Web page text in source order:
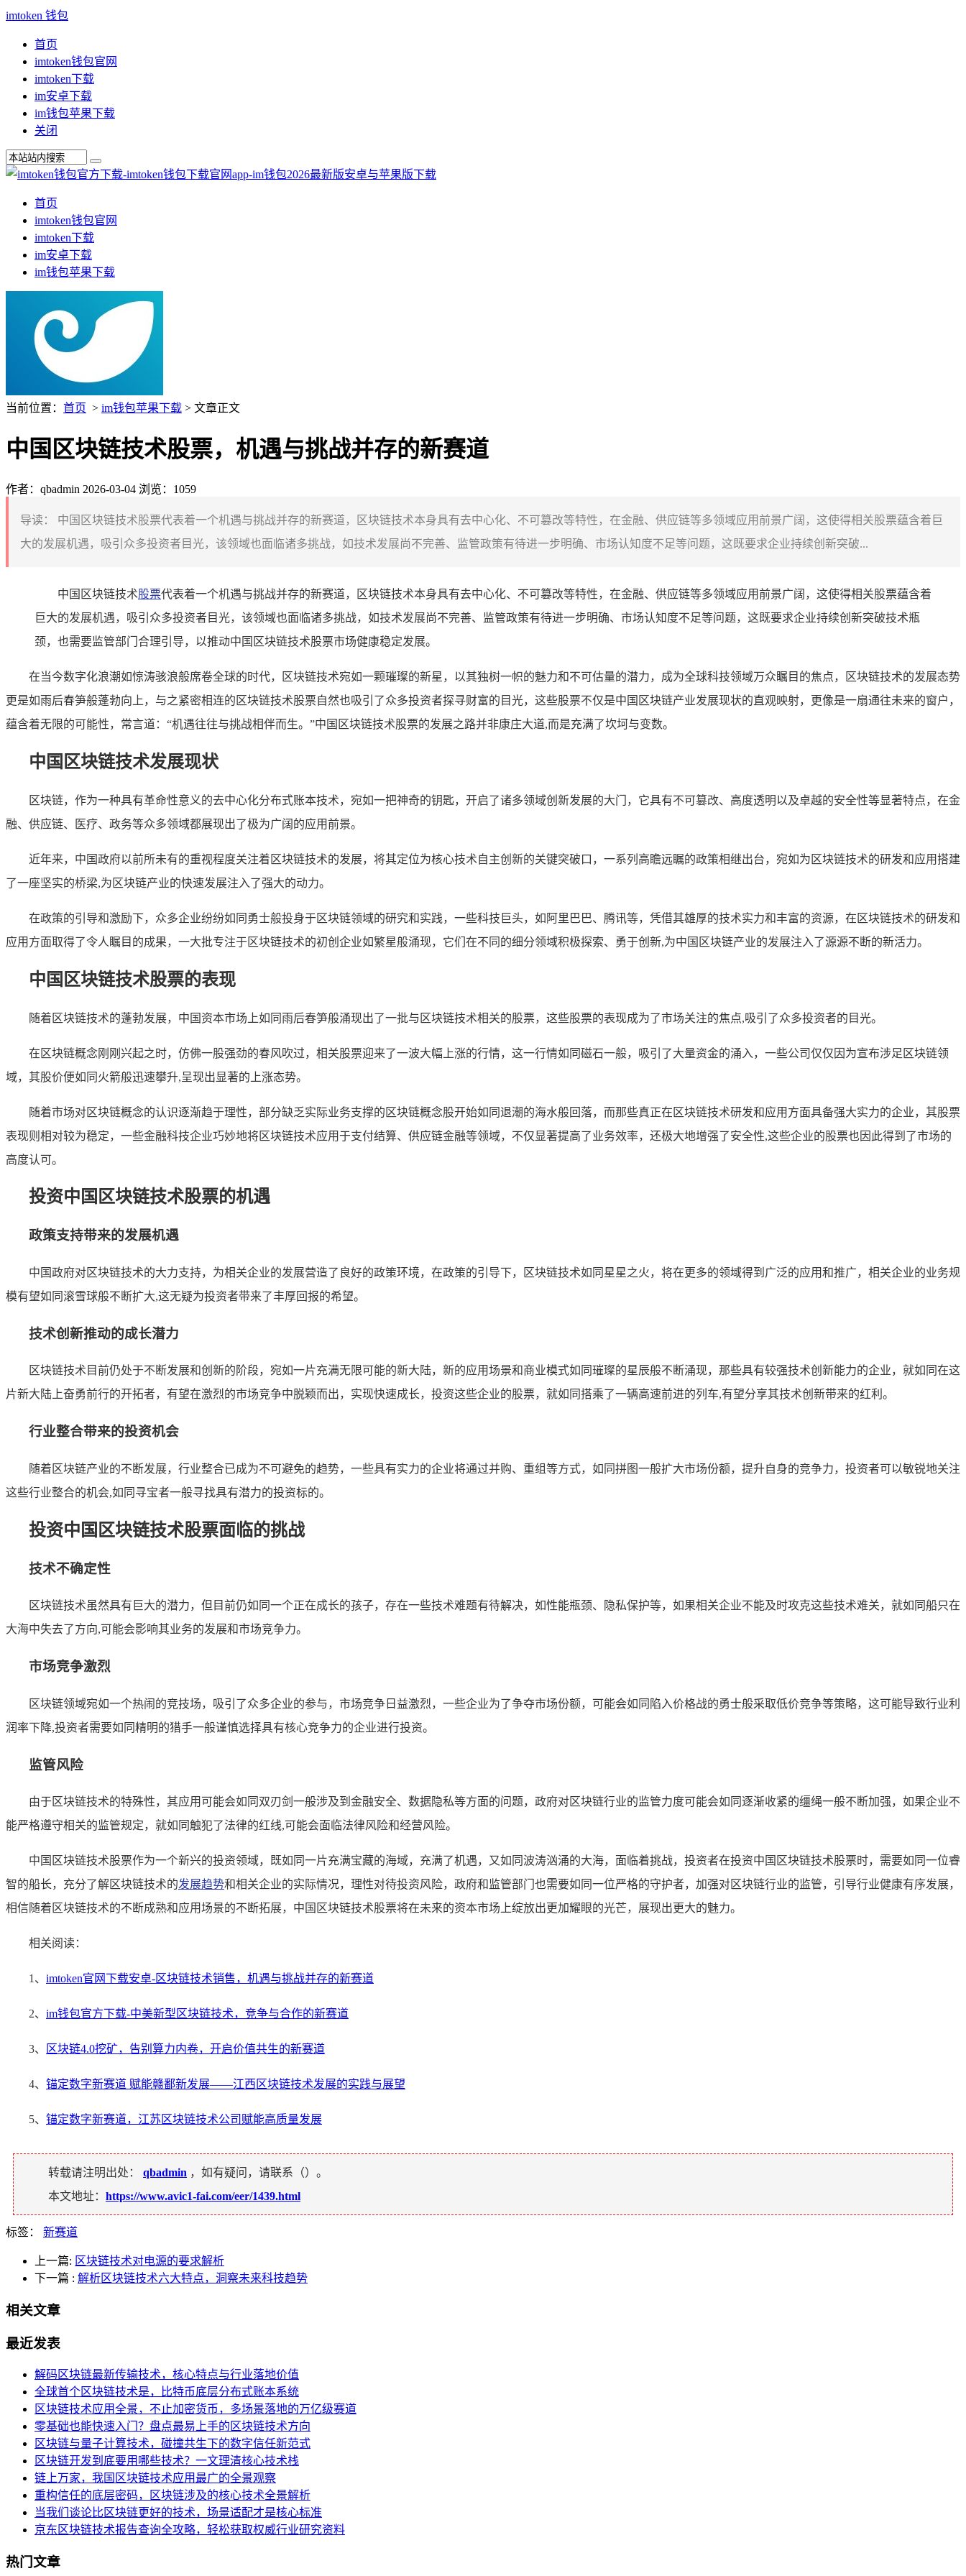
imtoken 钱包
首页
imtoken钱包官网
imtoken下载
im安卓下载
im钱包苹果下载
关闭
首页
imtoken钱包官网
imtoken下载
im安卓下载
im钱包苹果下载
当前位置： 首页 > im钱包苹果下载 > 文章正文
中国区块链技术股票，机遇与挑战并存的新赛道
作者：qbadmin 2026-03-04 浏览：1059
导读：
中国区块链技术股票代表着一个机遇与挑战并存的新赛道，区块链技术本身具有去中心化、不可篡改等特性，在金融、供应链等多领域应用前景广阔，这使得相关股票蕴含着巨
大的发展机遇，吸引众多投资者目光，该领域也面临诸多挑战，如技术发展尚不完善、监管政策有待进一步明确、市场认知度不足等问题，这既要求企业持续创新突破...
中国区块链技术股票代表着一个机遇与挑战并存的新赛道，区块链技术本身具有去中心化、不可篡改等特性，在金融、供应链等多领域应用前景广阔，这使得相关股票蕴含着
巨大的发展机遇，吸引众多投资者目光，该领域也面临诸多挑战，如技术发展尚不完善、监管政策有待进一步明确、市场认知度不足等问题，这既要求企业持续创新突破技术瓶
颈，也需要监管部门合理引导，以推动中国区块链技术股票市场健康稳定发展。
在当今数字化浪潮如惊涛骇浪般席卷全球的时代，区块链技术宛如一颗璀璨的新星，以其独树一帜的魅力和不可估量的潜力，成为全球科技领域万众瞩目的焦点，区块链技术的发展态势
更是如雨后春笋般蓬勃向上，与之紧密相连的区块链技术股票自然也吸引了众多投资者探寻财富的目光，这些股票不仅是中国区块链产业发展现状的直观映射，更像是一扇通往未来的窗户，
蕴含着无限的可能性，常言道：“机遇往往与挑战相伴而生。”中国区块链技术股票的发展之路并非康庄大道,而是充满了坎坷与变数。
中国区块链技术发展现状
区块链，作为一种具有革命性意义的去中心化分布式账本技术，宛如一把神奇的钥匙，开启了诸多领域创新发展的大门，它具有不可篡改、高度透明以及卓越的安全性等显著特点，在金
融、供应链、医疗、政务等众多领域都展现出了极为广阔的应用前景。
近年来，中国政府以前所未有的重视程度关注着区块链技术的发展，将其定位为核心技术自主创新的关键突破口，一系列高瞻远瞩的政策相继出台，宛如为区块链技术的研发和应用搭建
了一座坚实的桥梁,为区块链产业的快速发展注入了强大的动力。
在政策的引导和激励下，众多企业纷纷如同勇士般投身于区块链领域的研究和实践，一些科技巨头，如阿里巴巴、腾讯等，凭借其雄厚的技术实力和丰富的资源，在区块链技术的研发和
应用方面取得了令人瞩目的成果，一大批专注于区块链技术的初创企业如繁星般涌现，它们在不同的细分领域积极探索、勇于创新,为中国区块链产业的发展注入了源源不断的新活力。
中国区块链技术股票的表现
随着区块链技术的蓬勃发展，中国资本市场上如同雨后春笋般涌现出了一批与区块链技术相关的股票，这些股票的表现成为了市场关注的焦点,吸引了众多投资者的目光。
在区块链概念刚刚兴起之时，仿佛一股强劲的春风吹过，相关股票迎来了一波大幅上涨的行情，这一行情如同磁石一般，吸引了大量资金的涌入，一些公司仅仅因为宣布涉足区块链领
域，其股价便如同火箭般迅速攀升,呈现出显著的上涨态势。
随着市场对区块链概念的认识逐渐趋于理性，部分缺乏实际业务支撑的区块链概念股开始如同退潮的海水般回落，而那些真正在区块链技术研发和应用方面具备强大实力的企业，其股票
表现则相对较为稳定，一些金融科技企业巧妙地将区块链技术应用于支付结算、供应链金融等领域，不仅显著提高了业务效率，还极大地增强了安全性,这些企业的股票也因此得到了市场的
高度认可。
投资中国区块链技术股票的机遇
政策支持带来的发展机遇
中国政府对区块链技术的大力支持，为相关企业的发展营造了良好的政策环境，在政策的引导下，区块链技术如同星星之火，将在更多的领域得到广泛的应用和推广，相关企业的业务规
模有望如同滚雪球般不断扩大,这无疑为投资者带来了丰厚回报的希望。
技术创新推动的成长潜力
区块链技术目前仍处于不断发展和创新的阶段，宛如一片充满无限可能的新大陆，新的应用场景和商业模式如同璀璨的星辰般不断涌现，那些具有较强技术创新能力的企业，就如同在这
片新大陆上奋勇前行的开拓者，有望在激烈的市场竞争中脱颖而出，实现快速成长，投资这些企业的股票，就如同搭乘了一辆高速前进的列车,有望分享其技术创新带来的红利。
行业整合带来的投资机会
随着区块链产业的不断发展，行业整合已成为不可避免的趋势，一些具有实力的企业将通过并购、重组等方式，如同拼图一般扩大市场份额，提升自身的竞争力，投资者可以敏锐地关注
这些行业整合的机会,如同寻宝者一般寻找具有潜力的投资标的。
投资中国区块链技术股票面临的挑战
技术不确定性
区块链技术虽然具有巨大的潜力，但目前仍如同一个正在成长的孩子，存在一些技术难题有待解决，如性能瓶颈、隐私保护等，如果相关企业不能及时攻克这些技术难关，就如同船只在
大海中失去了方向,可能会影响其业务的发展和市场竞争力。
市场竞争激烈
区块链领域宛如一个热闹的竞技场，吸引了众多企业的参与，市场竞争日益激烈，一些企业为了争夺市场份额，可能会如同陷入价格战的勇士般采取低价竞争等策略，这可能导致行业利
润率下降,投资者需要如同精明的猎手一般谨慎选择具有核心竞争力的企业进行投资。
监管风险
由于区块链技术的特殊性，其应用可能会如同双刃剑一般涉及到金融安全、数据隐私等方面的问题，政府对区块链行业的监管力度可能会如同逐渐收紧的缰绳一般不断加强，如果企业不
能严格遵守相关的监管规定，就如同触犯了法律的红线,可能会面临法律风险和经营风险。
中国区块链技术股票作为一个新兴的投资领域，既如同一片充满宝藏的海域，充满了机遇，又如同波涛汹涌的大海，面临着挑战，投资者在投资中国区块链技术股票时，需要如同一位睿
智的船长，充分了解区块链技术的发展趋势和相关企业的实际情况，理性对待投资风险，政府和监管部门也需要如同一位严格的守护者，加强对区块链行业的监管，引导行业健康有序发展，
相信随着区块链技术的不断成熟和应用场景的不断拓展，中国区块链技术股票将在未来的资本市场上绽放出更加耀眼的光芒，展现出更大的魅力。
相关阅读：
1、 imtoken官网下载安卓-区块链技术销售，机遇与挑战并存的新赛道
2、 im钱包官方下载-中美新型区块链技术，竞争与合作的新赛道
3、 区块链4.0挖矿，告别算力内卷，开启价值共生的新赛道
4、 锚定数字新赛道 赋能赣鄱新发展——江西区块链技术发展的实践与展望
5、 锚定数字新赛道，江苏区块链技术公司赋能高质量发展
转载请注明出处： qbadmin ，如有疑问，请联系（）。
本文地址： https://www.avic1-fai.com/eer/1439.html
标签： 新赛道
上一篇: 区块链技术对电源的要求解析
下一篇 : 解析区块链技术六大特点，洞察未来科技趋势
相关文章
最近发表
解码区块链最新传输技术，核心特点与行业落地价值
全球首个区块链技术是，比特币底层分布式账本系统
区块链技术应用全景，不止加密货币，多场景落地的万亿级赛道
零基础也能快速入门？盘点最易上手的区块链技术方向
区块链与量子计算技术，碰撞共生下的数字信任新范式
区块链开发到底要用哪些技术？一文理清核心技术栈
链上万家，我国区块链技术应用最广的全景观察
重构信任的底层密码，区块链涉及的核心技术全景解析
当我们谈论比区块链更好的技术，场景适配才是核心标准
京东区块链技术报告查询全攻略，轻松获取权威行业研究资料
热门文章